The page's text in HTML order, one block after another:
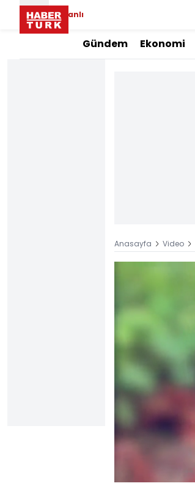
Canlı
Gündem Ekonomi
Anasayfa Video